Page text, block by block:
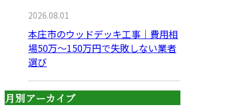
2026.08.01
本庄市のウッドデッキ工事｜費用相
場50万〜150万円で失敗しない業者
選び
月別アーカイブ